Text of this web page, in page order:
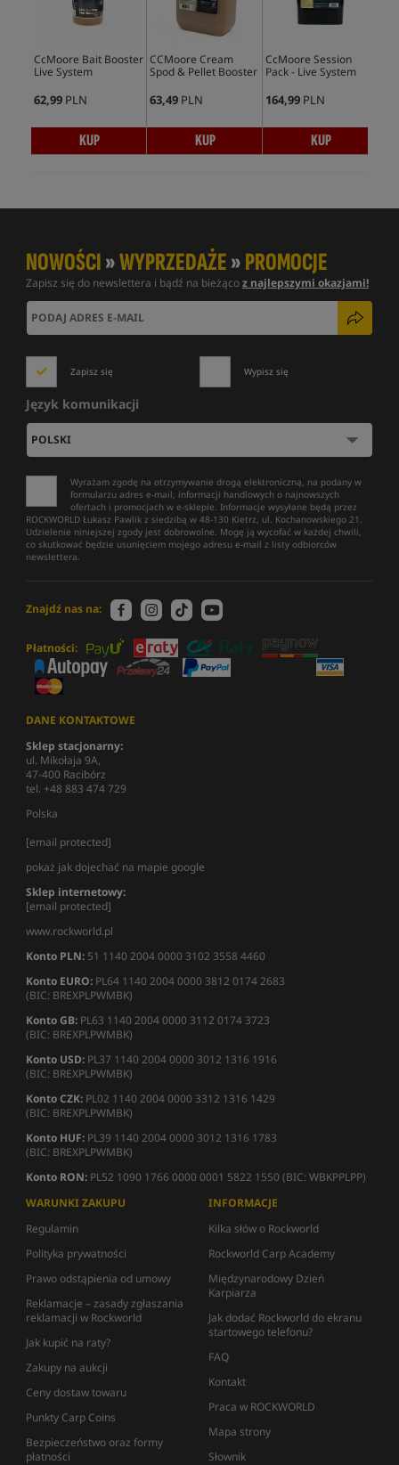
CcMoore Bait Booster
Live System
62,99 PLN
KUP
CCMoore Cream
Spod & Pellet Booster
63,49 PLN
KUP
CcMoore Session
Pack - Live System
164,99 PLN
KUP
NOWOŚCI»WYPRZEDAŻE»PROMOCJE
Zapisz się do newslettera i bądź na bieżącoz najlepszymi okazjami!
Zapisz się Wypisz się
Język komunikacji
Wyrażam zgodę na otrzymywanie drogą elektroniczną, na podany w
formularzu adres e-mail, informacji handlowych o najnowszych
ofertach i promocjach w e-sklepie. Informacje wysyłane będą przez
ROCKWORLD Łukasz Pawlik z siedzibą w 48-130 Kietrz, ul. Kochanowskiego 21.
Udzielenie niniejszej zgody jest dobrowolne. Mogę ją wycofać w każdej chwili,
co skutkować będzie usunięciem mojego adresu e-mail z listy odbiorców
newslettera.
Znajdź nas na:
Płatności:
DANE KONTAKTOWE
Sklep stacjonarny:
ul. Mikołaja 9A,
47-400 Racibórz
tel. +48 883 474 729
Polska
[email protected]
pokaż jak dojechać na mapie google
Sklep internetowy:
[email protected]
www.rockworld.pl
Konto PLN: 51 1140 2004 0000 3102 3558 4460
Konto EURO: PL64 1140 2004 0000 3812 0174 2683
(BIC: BREXPLPWMBK)
Konto GB: PL63 1140 2004 0000 3112 0174 3723
(BIC: BREXPLPWMBK)
Konto USD: PL37 1140 2004 0000 3012 1316 1916
(BIC: BREXPLPWMBK)
Konto CZK: PL02 1140 2004 0000 3312 1316 1429
(BIC: BREXPLPWMBK)
Konto HUF: PL39 1140 2004 0000 3012 1316 1783
(BIC: BREXPLPWMBK)
Konto RON: PL52 1090 1766 0000 0001 5822 1550 (BIC: WBKPPLPP)
WARUNKI ZAKUPU
Regulamin
Polityka prywatności
Prawo odstąpienia od umowy
Reklamacje – zasady zgłaszania
reklamacji w Rockworld
Jak kupić na raty?
Zakupy na aukcji
Ceny dostaw towaru
Punkty Carp Coins
Bezpieczeństwo oraz formy
płatności
INFORMACJE
Kilka słów o Rockworld
Rockworld Carp Academy
Międzynarodowy Dzień
Karpiarza
Jak dodać Rockworld do ekranu
startowego telefonu?
FAQ
Kontakt
Praca w ROCKWORLD
Mapa strony
Słownik